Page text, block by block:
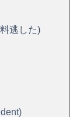
逃した)